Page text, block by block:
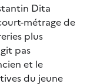
Dita
métrage de
plus
pas
et le
du jeune